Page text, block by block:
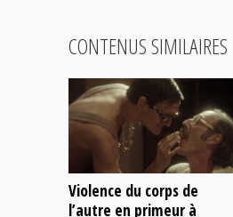
CONTENUS SIMILAIRES
Violence du corps de
l’autre en primeur à